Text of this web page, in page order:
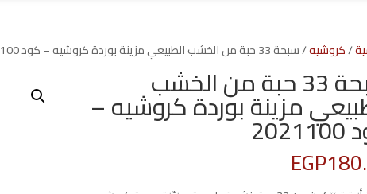
/كروشيه/ سبحة 33 حبة من الخشب الطبيعي مزينة بوردة كروشيه – كود 2021100
سبحة 33 حبة من الخشب
مزينة بوردة كروشيه –
EGP